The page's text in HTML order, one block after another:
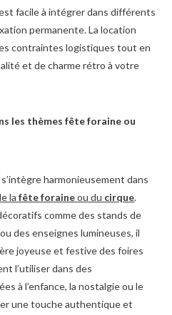
facile à intégrer dans différents
permanente. La location
contraintes logistiques tout en
et de charme rétro à votre
les thèmes fête foraine ou
s’intègre harmonieusement dans
lafête foraineou du cirque.
comme des stands de
des enseignes lumineuses, il
joyeuse et festive des foires
l’utiliser dans des
à l’enfance, la nostalgie ou le
une touche authentique et